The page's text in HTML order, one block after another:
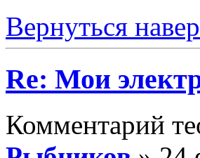
Вернуться
Re: Мои
Комментарий